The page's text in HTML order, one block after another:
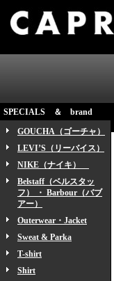
SPECIALS ＆ brand
GOUCHA（ゴーチャ）
LEVI’S（リーバイス）
NIKE（ナイキ）
Belstaff（ベルスタッ
フ） ・ Barbour（バブ
アー）
Outerwear・Jacket
Sweat & Parka
T-shirt
Shirt